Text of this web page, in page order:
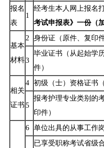
报名
表
1
经考生本人网上报名
考试申报表》一份（
基本
材料
2 身份证（原件、复印件
3
毕业证书（从起始学
件）
相关
证书
4 初级（士）资格证书
5
报考护理专业类别的
印件）
6 单位出具的从事工作
已享受职称考试省级